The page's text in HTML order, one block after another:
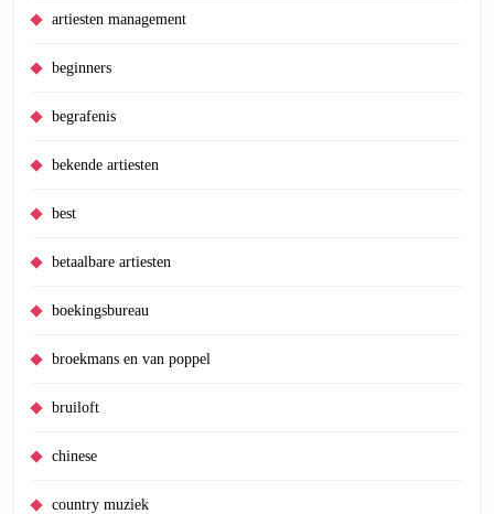
artiesten management
beginners
begrafenis
bekende artiesten
best
betaalbare artiesten
boekingsbureau
broekmans en van poppel
bruiloft
chinese
country muziek